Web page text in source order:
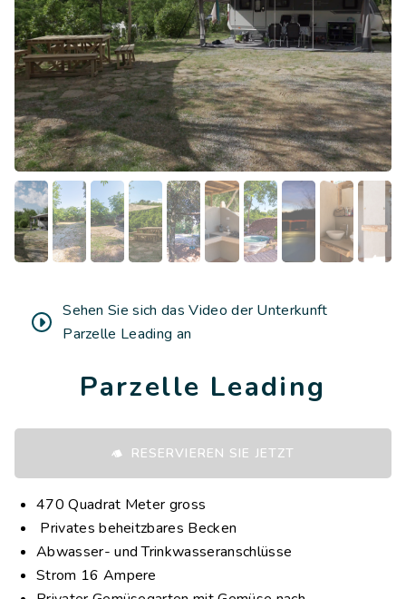
Sehen Sie sich das Video der Unterkunft
Parzelle Leading an
Parzelle Leading
RESERVIEREN SIE JETZT
470 Quadrat Meter gross
Privates beheitzbares Becken
Abwasser- und Trinkwasseranschlüsse
Strom 16 Ampere